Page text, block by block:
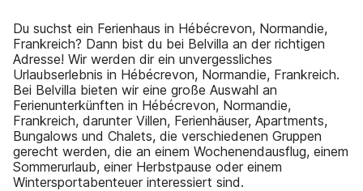
Du suchst ein Ferienhaus in Hébécrevon, Normandie,
Frankreich? Dann bist du bei Belvilla an der richtigen
Adresse! Wir werden dir ein unvergessliches
Urlaubserlebnis in Hébécrevon, Normandie, Frankreich.
Bei Belvilla bieten wir eine große Auswahl an
Ferienunterkünften in Hébécrevon, Normandie,
Frankreich, darunter Villen, Ferienhäuser, Apartments,
Bungalows und Chalets, die verschiedenen Gruppen
gerecht werden, die an einem Wochenendausflug, einem
Sommerurlaub, einer Herbstpause oder einem
Wintersportabenteuer interessiert sind.